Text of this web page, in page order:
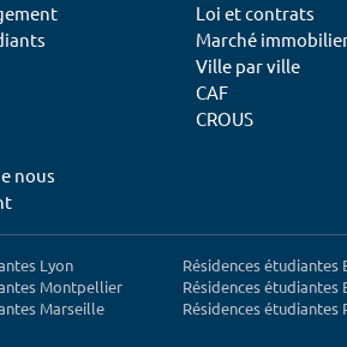
Loi et contrats
Marché
Ville par ville
CAF
CROUS
nous
Lyon
Montpellier
Marseille
Résidences étudiantes
Résidences étudiantes
Résidences étudiantes